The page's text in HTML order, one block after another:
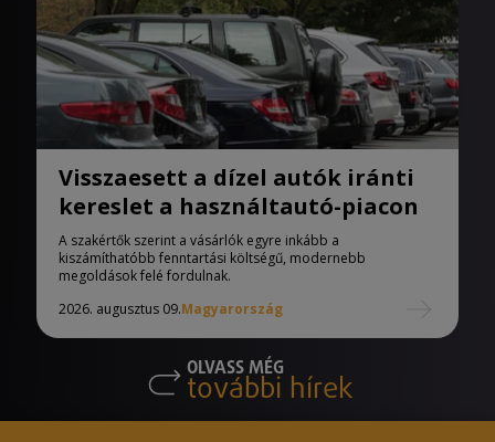
Visszaesett a dízel autók iránti
kereslet a használtautó-piacon
A szakértők szerint a vásárlók egyre inkább a
kiszámíthatóbb fenntartási költségű, modernebb
megoldások felé fordulnak.
2026. augusztus 09.Magyarország
OLVASS MÉG
további hírek